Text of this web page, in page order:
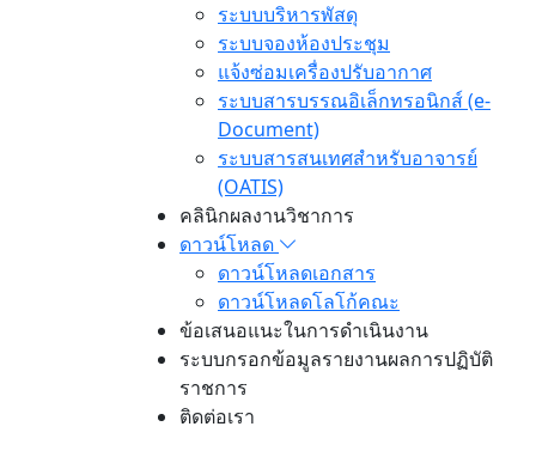
ระบบบริหารพัสดุ
ระบบจองห้องประชุม
แจ้งซ่อมเครื่องปรับอากาศ
ระบบสารบรรณอิเล็กทรอนิกส์ (e-
Document)
ระบบสารสนเทศสำหรับอาจารย์
(OATIS)
คลินิกผลงานวิชาการ
ดาวน์โหลด
ดาวน์โหลดเอกสาร
ดาวน์โหลดโลโก้คณะ
ข้อเสนอแนะในการดำเนินงาน
ระบบกรอกข้อมูลรายงานผลการปฏิบัติ
ราชการ
ติดต่อเรา